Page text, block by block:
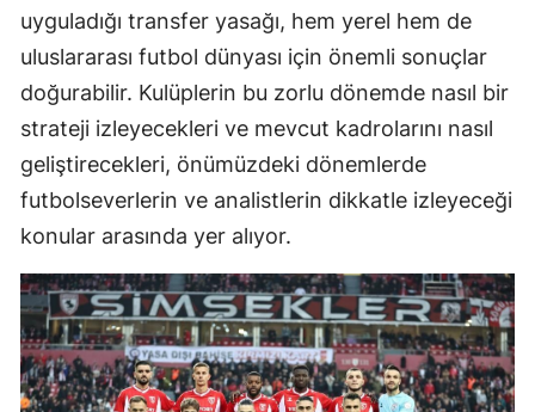
uyguladığı transfer yasağı, hem yerel hem de
uluslararası futbol dünyası için önemli sonuçlar
doğurabilir. Kulüplerin bu zorlu dönemde nasıl bir
strateji izleyecekleri ve mevcut kadrolarını nasıl
geliştirecekleri, önümüzdeki dönemlerde
futbolseverlerin ve analistlerin dikkatle izleyeceği
konular arasında yer alıyor.